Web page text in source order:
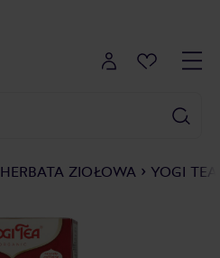
HERBATA ZIOŁOWA YOGI